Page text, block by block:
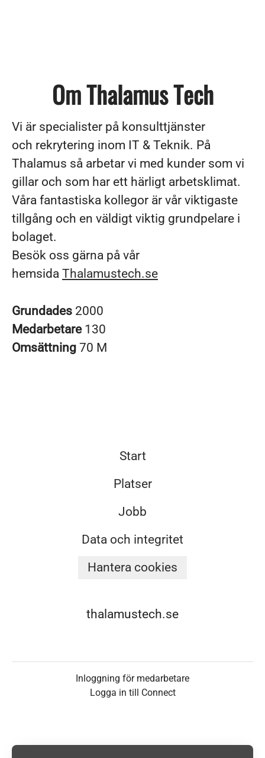
Om Thalamus Tech
Vi är specialister på konsulttjänster
och rekrytering inom IT & Teknik. På
Thalamus så arbetar vi med kunder som vi
gillar och som har ett härligt arbetsklimat.
Våra fantastiska kollegor är vår viktigaste
tillgång och en väldigt viktig grundpelare i
bolaget.
Besök oss gärna på vår
hemsida Thalamustech.se
Grundades 2000
Medarbetare 130
Omsättning 70 M
Start
Platser
Jobb
Data och integritet
Hantera cookies
thalamustech.se
Inloggning för medarbetare
Logga in till Connect